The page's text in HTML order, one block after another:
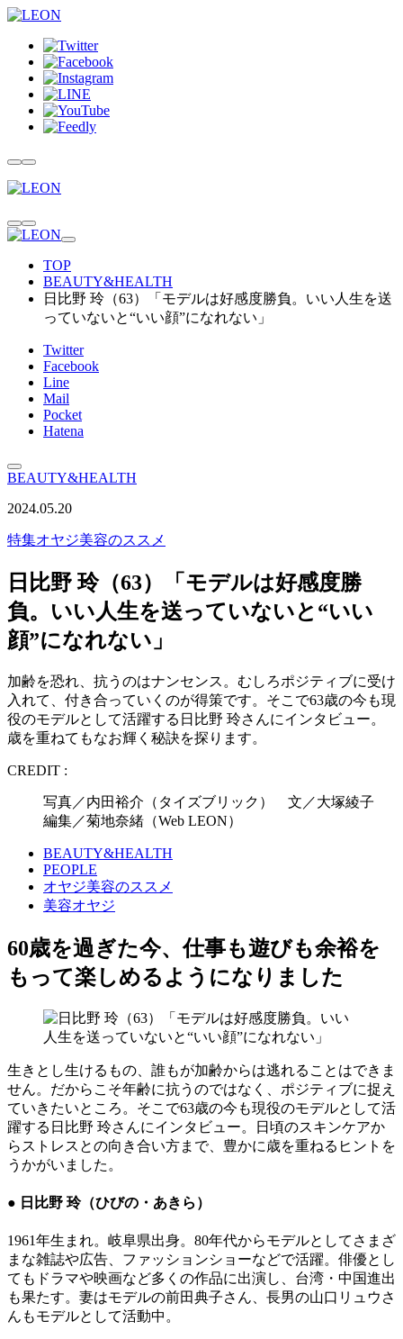
TOP
BEAUTY&HEALTH
日比野 玲（63）「モデルは好感度勝負。いい人生を送
っていないと“いい顔”になれない」
Twitter
Facebook
Line
Mail
Pocket
Hatena
BEAUTY&HEALTH
2024.05.20
特集オヤジ美容のススメ
日比野 玲（63）「モデルは好感度勝
負。いい人生を送っていないと“いい
顔”になれない」
加齢を恐れ、抗うのはナンセンス。むしろポジティブに受け
入れて、付き合っていくのが得策です。そこで63歳の今も現
役のモデルとして活躍する日比野 玲さんにインタビュー。
歳を重ねてもなお輝く秘訣を探ります。
CREDIT :
写真／内田裕介（タイズブリック） 文／大塚綾子
編集／菊地奈緒（Web LEON）
BEAUTY&HEALTH
PEOPLE
オヤジ美容のススメ
美容オヤジ
60歳を過ぎた今、仕事も遊びも余裕を
もって楽しめるようになりました
生きとし生けるもの、誰もが加齢からは逃れることはできま
せん。だからこそ年齢に抗うのではなく、ポジティブに捉え
ていきたいところ。そこで63歳の今も現役のモデルとして活
躍する日比野 玲さんにインタビュー。日頃のスキンケアか
らストレスとの向き合い方まで、豊かに歳を重ねるヒントを
うかがいました。
● 日比野 玲（ひびの・あきら）
1961年生まれ。岐阜県出身。80年代からモデルとしてさまざ
まな雑誌や広告、ファッションショーなどで活躍。俳優とし
てもドラマや映画など多くの作品に出演し、台湾・中国進出
も果たす。妻はモデルの前田典子さん、長男の山口リュウさ
んもモデルとして活動中。